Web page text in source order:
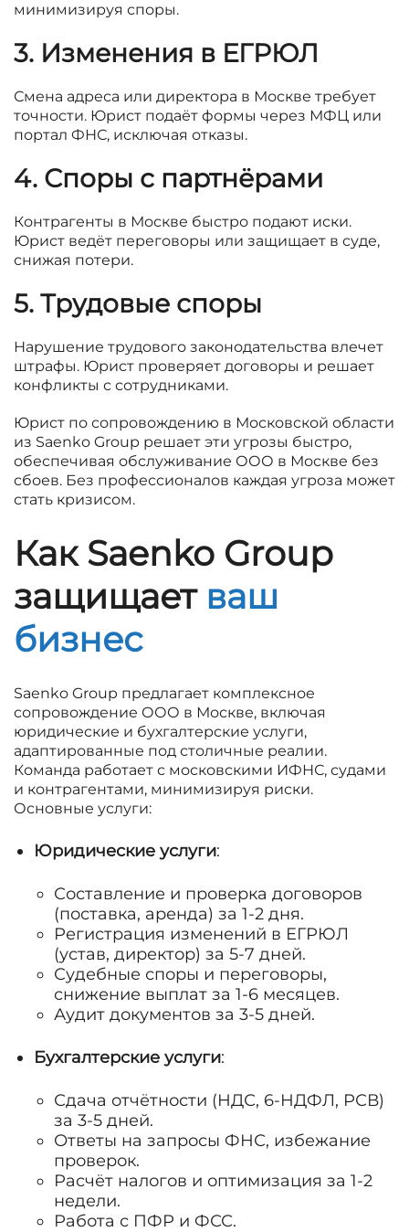
минимизируя споры.
3. Изменения в ЕГРЮЛ
Смена адреса или директора в Москве требует
точности. Юрист подаёт формы через МФЦ или
портал ФНС, исключая отказы.
4. Споры с партнёрами
Контрагенты в Москве быстро подают иски.
Юрист ведёт переговоры или защищает в суде,
снижая потери.
5. Трудовые споры
Нарушение трудового законодательства влечет
штрафы. Юрист проверяет договоры и решает
конфликты с сотрудниками.
Юрист по сопровождению в Московской области
из Saenko Group решает эти угрозы быстро,
обеспечивая обслуживание ООО в Москве без
сбоев. Без профессионалов каждая угроза может
стать кризисом.
Как Saenko Group
защищает ваш
бизнес
Saenko Group предлагает комплексное
сопровождение ООО в Москве, включая
юридические и бухгалтерские услуги,
адаптированные под столичные реалии.
Команда работает с московскими ИФНС, судами
и контрагентами, минимизируя риски.
Основные услуги:
Юридические услуги:
Составление и проверка договоров
(поставка, аренда) за 1-2 дня.
Регистрация изменений в ЕГРЮЛ
(устав, директор) за 5-7 дней.
Судебные споры и переговоры,
снижение выплат за 1-6 месяцев.
Аудит документов за 3-5 дней.
Бухгалтерские услуги:
Сдача отчётности (НДС, 6-НДФЛ, РСВ)
за 3-5 дней.
Ответы на запросы ФНС, избежание
проверок.
Расчёт налогов и оптимизация за 1-2
недели.
Работа с ПФР и ФСС.